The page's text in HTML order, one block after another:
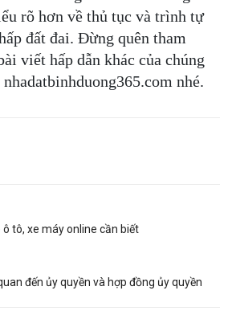
rõ hơn về thủ tục và trình tự
đất đai. Đừng quên tham
viết hấp dẫn khác của chúng
nhé.
tô, xe máy online cần biết
đến ủy quyền và hợp đồng ủy quyền